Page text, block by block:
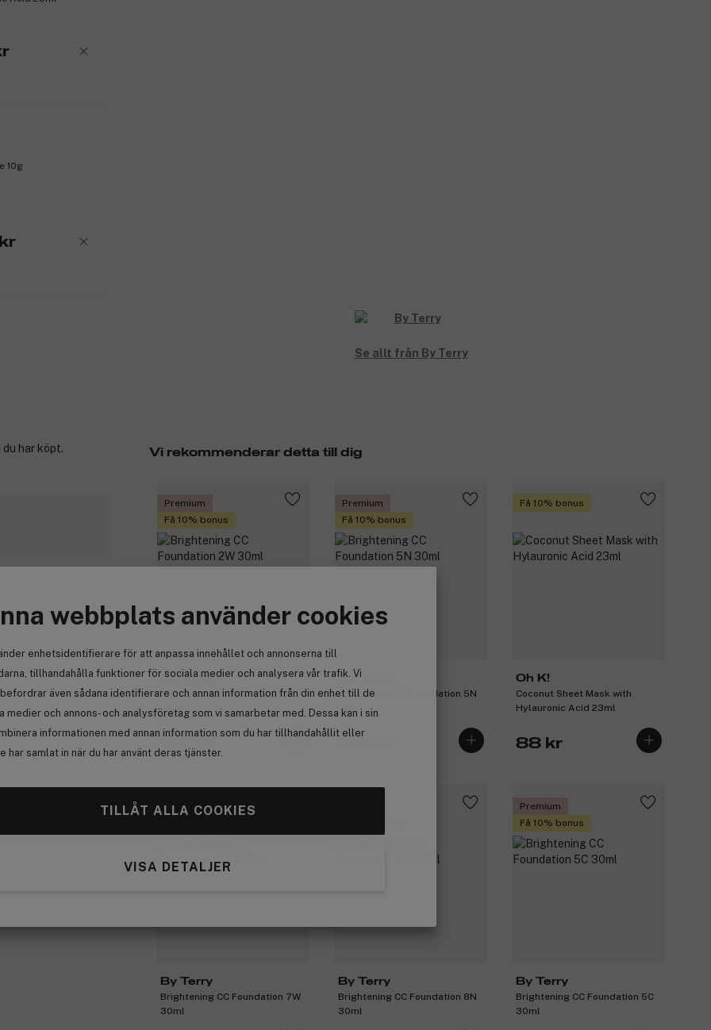
webbplats använder cookies
enhetsidentifierare för att anpassa innehållet och annonserna till
tillhandahålla funktioner för sociala medier och analysera vår trafik. Vi
även sådana identifierare och annan information från din enhet till de
medier och annons- och analysföretag som vi samarbetar med. Dessa kan i sin
informationen med annan information som du har tillhandahållit eller
har samlat in när du har använt deras tjänster.
TILLÅT ALLA COOKIES
VISA DETALJER
10g
Se allt från By Terry
Vi rekommenderar detta till dig
Premium
Få 10% bonus
By Terry
Brightening CC Foundation 2W
30ml
Premium
Få 10% bonus
By Terry
Brightening CC Foundation 5N
30ml
Få 10% bonus
Oh K!
Coconut Sheet Mask with
Hylauronic Acid 23ml
88 kr
Premium
By Terry
Brightening CC Foundation 7W
30ml
By Terry
Brightening CC Foundation 8N
30ml
Premium
Få 10% bonus
By Terry
Brightening CC Foundation 5C
30ml
har köpt.